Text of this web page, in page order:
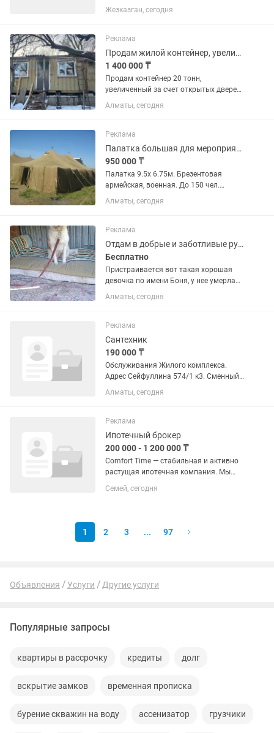
города ЖЕЗКАЗГАН ЖИЛЬЁ
БЕСПЛАТНО НАПИШИТЕ ЗВОНИТЕ
Жезказган, сегодня
Реклама
Продам жилой контейнер, увеличенный 20 тонник.
1 400 000 ₸
Продам контейнер 20 тонн,
увеличенный за счет открытых дверей.
Общая площадь 15 квадратных
метров. Проведено электричество, и
стекловатой. Стены сделаны из
гипсокартона,...
Алматы, сегодня
Реклама
Палатка большая для мероприятий, для жилья, для санитарных нужд.
950 000 ₸
Палатка 9.5х 6.75м. Брезентовая
армейская, военная. До 150 чел.
Демисезонная.
Алматы, сегодня
Реклама
Отдам в добрые и заботливые руки собаку
Бесплатно
Пристраивается вот такая хорошая
девочка по имени Боня, у нее умерла
хозяйка собака в сильном стрессе,
сейчас на передержке, к себе начала
время чтобы она снова начала...
Алматы, сегодня
Реклама
Сантехник
190 000 ₸
Обслуживания Жилого комплекса.
Адрес Сейфуллина 574/1 к3. Сменный
график сутки через двое 1/2. Знающий
систему водоснабжения и отопление.
Алматы, сегодня
Реклама
Ипотечный брокер
200 000 - 1 200 000 ₸
Comfort Time — стабильная и активно
растущая ипотечная компания. Мы
помогаем людям осуществлять мечты
о собственном жилье, беря на себя всю
Семей, сегодня
1 2 3 ... 97
Объявления Услуги Другие услуги
Популярные запросы
квартиры в рассрочку кредиты долг
вскрытие замков временная прописка
бурение скважин на воду ассенизатор грузчики